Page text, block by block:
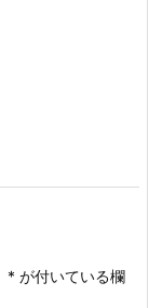
* が付いている欄